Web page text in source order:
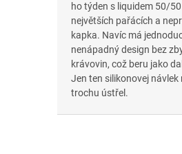
ho týden s liquidem 50/
největších pařácích a
kapka. Navíc má
nenápadný design bez
krávovin, což beru jako
Jen ten silikonovej návlek
trochu ústřel.